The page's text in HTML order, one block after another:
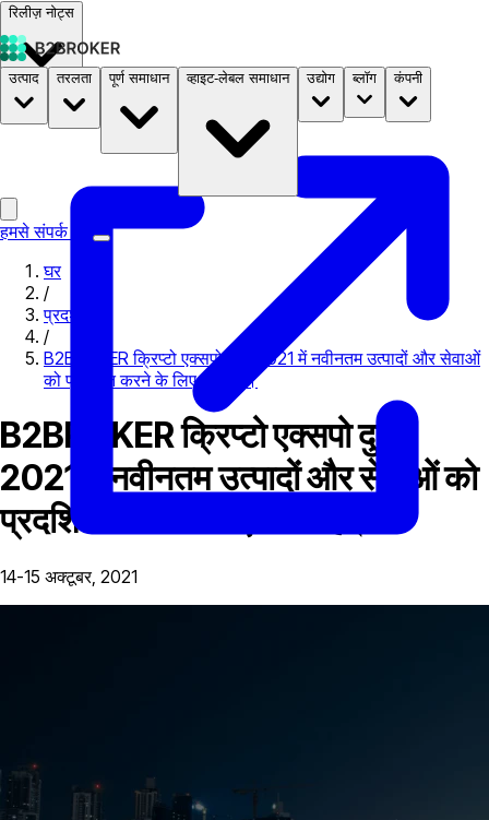
रिलीज़ नोट्स
दस्तावेज़ मूल्य निर्धारणB2STORE
उत्पाद तरलता पूर्ण समाधान व्हाइट-लेबल समाधान उद्योग ब्लॉग कंपनी
हमसे संपर्क करें
घर
/
प्रदर्शनी
/
B2BROKER क्रिप्टो एक्सपो दुबई 2021 में नवीनतम उत्पादों और सेवाओं
को प्रदर्शित करने के लिए तैयार है।
B2BROKER क्रिप्टो एक्सपो दुबई
2021 में नवीनतम उत्पादों और सेवाओं को
प्रदर्शित करने के लिए तैयार है।
14-15 अक्टूबर, 2021